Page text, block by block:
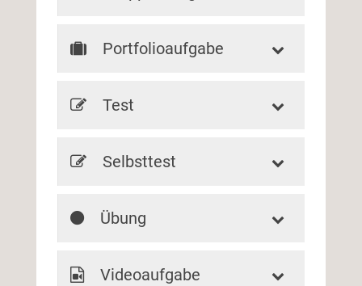
Portfolioaufgabe
Test
Selbsttest
Übung
Videoaufgabe